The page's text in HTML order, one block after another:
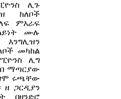
ሊጉ
ክለቦች
ምእራፍ
ሙሉ
መካከል
ሊግ
ማጣርያው
ሩጫቸው
ዘ ጋርዲያን
በዘንድሮ